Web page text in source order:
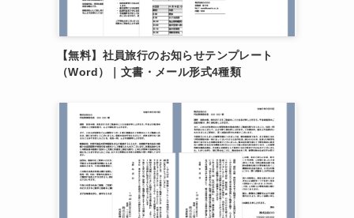
【無料】社員旅行のお知らせテンプレート
（Word）｜文書・メール形式4種類